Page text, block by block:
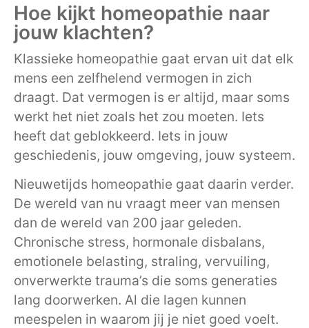
Hoe kijkt homeopathie naar
jouw klachten?
Klassieke homeopathie gaat ervan uit dat elk
mens een zelfhelend vermogen in zich
draagt. Dat vermogen is er altijd, maar soms
werkt het niet zoals het zou moeten. Iets
heeft dat geblokkeerd. Iets in jouw
geschiedenis, jouw omgeving, jouw systeem.
Nieuwetijds homeopathie gaat daarin verder.
De wereld van nu vraagt meer van mensen
dan de wereld van 200 jaar geleden.
Chronische stress, hormonale disbalans,
emotionele belasting, straling, vervuiling,
onverwerkte trauma’s die soms generaties
lang doorwerken. Al die lagen kunnen
meespelen in waarom jij je niet goed voelt.